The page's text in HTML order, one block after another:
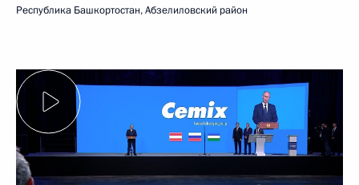
Республика Башкортостан, Абзелиловский район